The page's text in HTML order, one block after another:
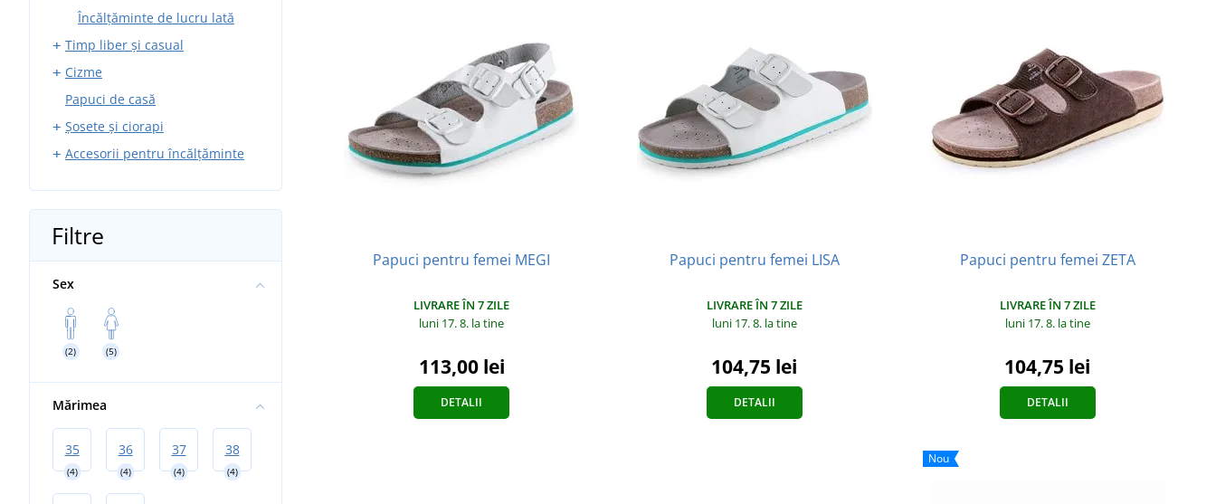
Încălțăminte de lucru lată
Timp liber și casual
Trekking
Softshell impermeabili
Casual, hobby sau de oraș
Sandale și saboți
Barefoot
Cizme
Cizme de pescuit
Papuci de casă
Șosete și ciorapi
Șosete clasice
Accesorii pentru încălțăminte
Branțuri pentru pantofi
Îngrijirea încălțămintei
Filtre
Sex
(2) (5)
Mărimea
35
(4)
36
(4)
37
(4)
38
(4)
Papuci pentru femei MEGI
LIVRARE ÎN 7 ZILE
luni 17. 8. la tine
113,00 lei
DETALII
Papuci pentru femei LISA
LIVRARE ÎN 7 ZILE
luni 17. 8. la tine
104,75 lei
DETALII
Papuci pentru femei ZETA
LIVRARE ÎN 7 ZILE
luni 17. 8. la tine
104,75 lei
DETALII
Nou